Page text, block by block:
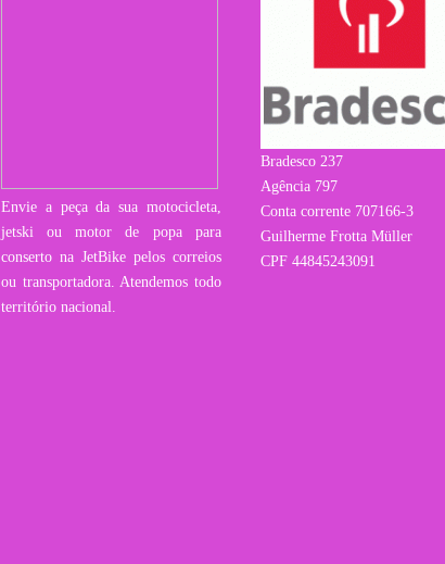
Envie a peça da sua motocicleta,
jetski ou motor de popa para
conserto na JetBike pelos correios
ou transportadora. Atendemos todo
território nacional.
Bradesco 237
Agência 797
Conta corrente 707166-3
Guilherme Frotta Müller
CPF 44845243091